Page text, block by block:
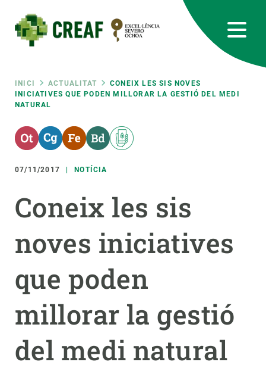
contingut
Fil
d'ariadna
INICI ACTUALITAT
CONEIX LES SIS NOVES
INICIATIVES QUE PODEN MILLORAR LA GESTIÓ DEL MEDI
NATURAL
07/11/2017 NOTÍCIA
Coneix les sis
noves iniciatives
que poden
millorar la gestió
del medi natural
RRSS
Featured
responsive
Responsive
menu
RECERCA
CIÈNCIA EN ACCIÓ
PARTICIPA
NOTÍCIES I AGENDA